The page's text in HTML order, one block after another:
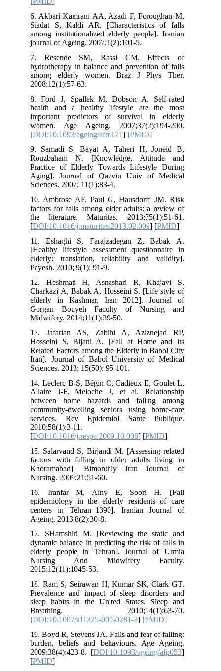
6. Akbari Kamrani AA, Azadi F, Foroughan M,
Siadat S, Kaldi AR. [Characteristics of falls
among institutionalized elderly people]. Iranian
journal of Ageing. 2007;1(2):101-5.
7. Resende SM, Rassi CM. Effects of
hydrotherapy in balance and prevention of falls
among elderly women. Braz J Phys Ther.
2008;12(1):57-63.
8. Ford J, Spallek M, Dobson A. Self-rated
health and a healthy lifestyle are the most
important predictors of survival in elderly
women. Age Ageing. 2007;37(2):194-200.
[DOI:10.1093/ageing/afm171] [PMID
9. Samadi S, Bayat A, Taheri H, Joneid B,
Rouzbahani N. [Knowledge, Attitude and
Practice of Elderly Towards Lifestyle During
Aging]. Journal of Qazvin Univ of Medical
Sciences. 2007; 11(1):83-4.
10. Ambrose AF, Paul G, Hausdorff JM. Risk
factors for falls among older adults: a review of
the literature. Maturitas. 2013;75(1):51-61.
[DOI:10.1016/j.maturitas.2013.02.009] [PMID
11. Eshaghi S, Farajzadegan Z, Babak A.
[Healthy lifestyle assessment questionnaire in
elderly: translation, reliability and validity].
Payesh. 2010; 9(1): 91-9.
12. Heshmati H, Asnashari R, Khajavi S,
Charkazi A, Babak A, Hosseini S. [Life style of
elderly in Kashmar, Iran 2012]. Journal of
Gorgan Bouyeh Faculty of Nursing and
Midwifery. 2014;11(1):39-50.
13. Jafarian AS, Zabihi A, Aziznejad RP,
Hosseini S, Bijani A. [Fall at Home and its
Related Factors among the Elderly in Babol City
Iran]. Journal of Babol University of Medical
Sciences. 2013; 15(50): 95-101.
14. Leclerc B-S, Bégin C, Cadieux E, Goulet L,
Allaire J-F, Meloche J, et al. Relationship
between home hazards and falling among
community-dwelling seniors using home-care
services. Rev Epidemiol Sante Publique.
2010;58(1):3-11.
[DOI:10.1016/j.respe.2009.10.008] [PMID
15. Salarvand S, Birjandi M. [Assessing related
factors with falling in older adults living in
Khoramabad]. Bimonthly Iran Journal of
Nursing. 2009;21:51-60.
16. Iranfar M, Ainy E, Soori H. [Fall
epidemiology in the elderly residents of care
centers in Tehran–1390]. Iranian Journal of
Ageing. 2013;8(2):30-8.
17. SHamshiri M. [Reviewing the static and
dynamic balance in predicting the risk of falls in
elderly people in Tehran]. Journal of Urmia
Nursing And Midwifery Faculty.
2015;12(11):1045-53.
18. Ram S, Seirawan H, Kumar SK, Clark GT.
Prevalence and impact of sleep disorders and
sleep habits in the United States. Sleep and
Breathing. 2010;14(1):63-70.
[DOI:10.1007/s11325-009-0281-3] [PMID
19. Boyd R, Stevens JA. Falls and fear of falling:
burden, beliefs and behaviours. Age Ageing.
2009;38(4):423-8. [DOI:10.1093/ageing/afp053
[PMID